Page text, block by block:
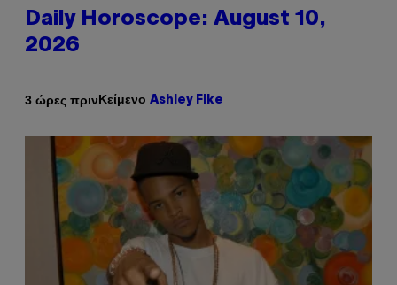
Daily Horoscope: August 10,
2026
3 ώρες πρινΚείμενο Ashley Fike